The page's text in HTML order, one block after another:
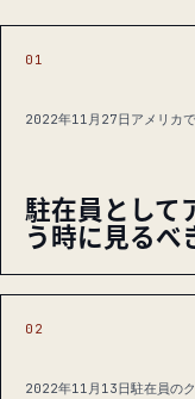
01
2022年11月27日 アメリカ
駐在員として
う時に見るべ
02
2022年11月13日駐在員の